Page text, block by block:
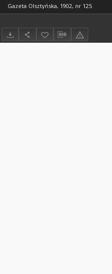
Gazeta Olsztyńska, 1902, nr 125